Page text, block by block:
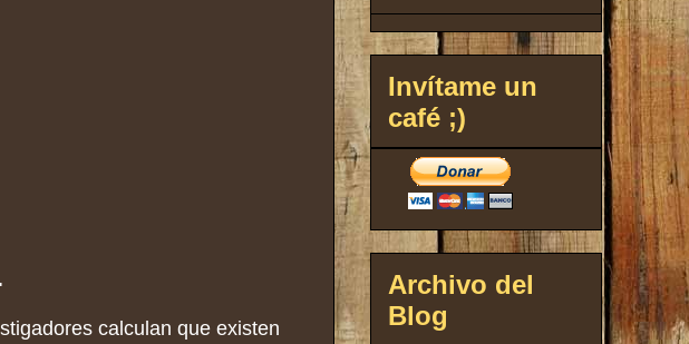
calculan que existen
Invítame un
café ;)
Archivo del
Blog